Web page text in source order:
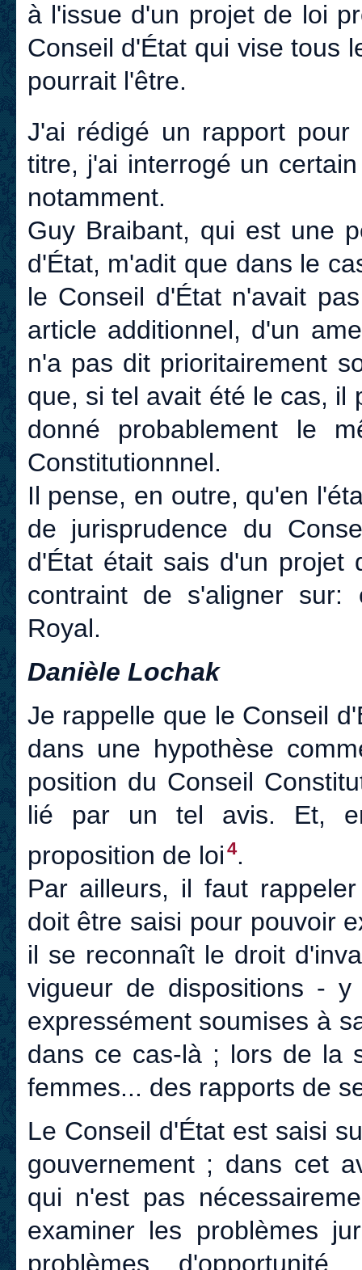
à l'issue d'un projet de loi
Conseil d'État qui vise tous
pourrait l'être.
J'ai rédigé un rapport
titre, j'ai interrogé un
notamment.
Guy Braibant, qui est une
d'État, m'adit que dans le
le Conseil d'État n'avait
article additionnel, d'un
n'a pas dit prioritairement
que, si tel avait été le cas, il
donné probablement le
Constitutionnnel.
Il pense, en outre, qu'en
de jurisprudence du
d'État était sais d'un projet
contraint de s'aligner
Royal.
Danièle Lochak
Je rappelle que le Conseil
dans une hypothèse
position du Conseil
lié par un tel avis. Et,
proposition de loi 4.
Par ailleurs, il faut
doit être saisi pour pouvoir
il se reconnaît le droit
vigueur de dispositions -
expressément soumises à
dans ce cas-là ; lors de la
femmes... des rapports de
Le Conseil d'État est saisi
gouvernement ; dans cet
qui n'est pas
examiner les problèmes
problèmes